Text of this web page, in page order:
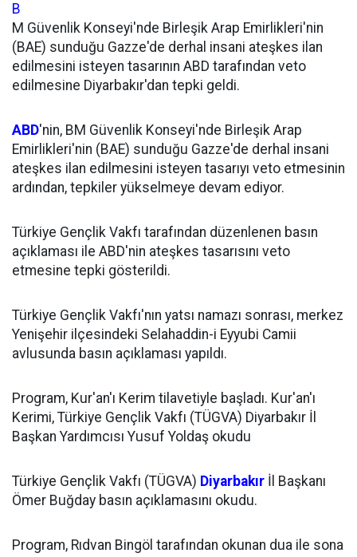
B
M Güvenlik Konseyi'nde Birleşik Arap Emirlikleri'nin
(BAE) sunduğu Gazze'de derhal insani ateşkes ilan
edilmesini isteyen tasarının ABD tarafından veto
edilmesine Diyarbakır'dan tepki geldi.
ABD'nin, BM Güvenlik Konseyi'nde Birleşik Arap
Emirlikleri'nin (BAE) sunduğu Gazze'de derhal insani
ateşkes ilan edilmesini isteyen tasarıyı veto etmesinin
ardından, tepkiler yükselmeye devam ediyor.
Türkiye Gençlik Vakfı tarafından düzenlenen basın
açıklaması ile ABD'nin ateşkes tasarısını veto
etmesine tepki gösterildi.
Türkiye Gençlik Vakfı'nın yatsı namazı sonrası, merkez
Yenişehir ilçesindeki Selahaddin-i Eyyubi Camii
avlusunda basın açıklaması yapıldı.
Program, Kur'an'ı Kerim tilavetiyle başladı. Kur'an'ı
Kerimi, Türkiye Gençlik Vakfı (TÜGVA) Diyarbakır İl
Başkan Yardımcısı Yusuf Yoldaş okudu
Türkiye Gençlik Vakfı (TÜGVA) Diyarbakır İl Başkanı
Ömer Buğday basın açıklamasını okudu.
Program, Rıdvan Bingöl tarafından okunan dua ile sona